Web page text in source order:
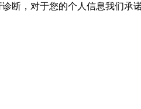
断，对于您的个人信息我们承